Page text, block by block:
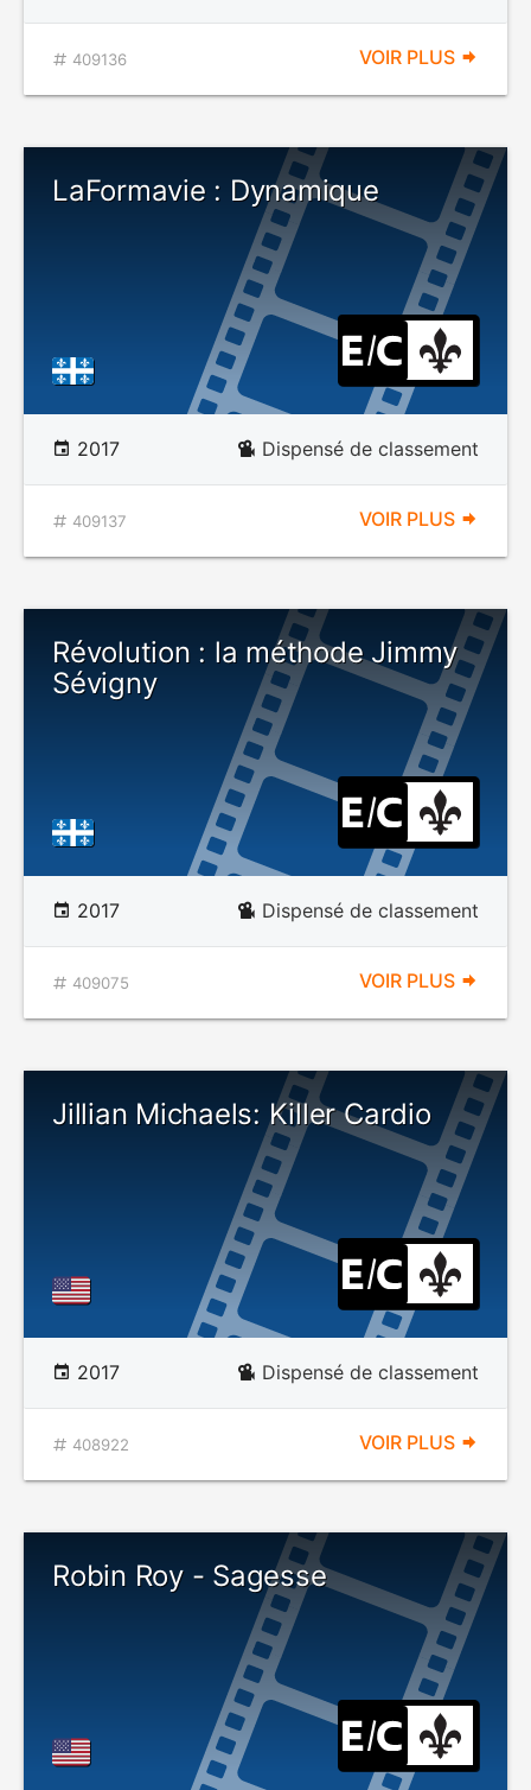
409136 VOIR PLUS
LaFormavie : Dynamique
2017 Dispensé de classement
409137 VOIR PLUS
Révolution : la méthode Jimmy
Sévigny
2017 Dispensé de classement
409075 VOIR PLUS
Jillian Michaels: Killer Cardio
2017 Dispensé de classement
408922 VOIR PLUS
Robin Roy - Sagesse